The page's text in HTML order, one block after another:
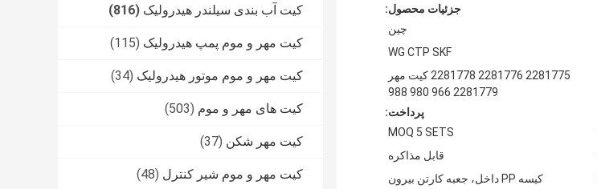
کیت آب بندی سیلندر هیدرولیک (816)
کیت مهر و موم پمپ هیدرولیک (115)
کیت مهر و موم موتور هیدرولیک (34)
کیت های مهر و موم (503)
کیت مهر شکن (37)
کیت مهر و موم شیر کنترل (48)
جزئیات محصول:
چین
WG CTP SKF
2281775 2281776 2281778 کیت مهر
2281779 966 980 988
پرداخت:
MOQ 5 SETS
قابل مذاکره
کیسه PP داخل، جعبه کارتن بیرون